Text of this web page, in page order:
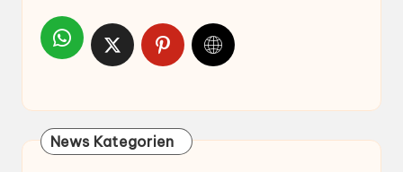
News Kategorien